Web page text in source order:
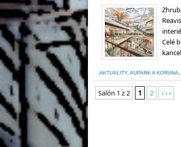
Celé
AKTUALITY, AUPARK A KORUNA
Salón 1 z 2 1 2 › › ›